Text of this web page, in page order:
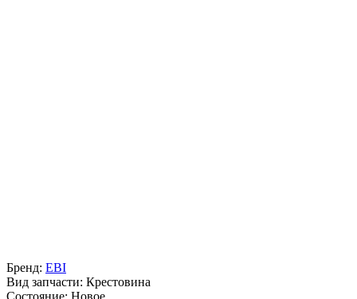
Бренд: EBI
Вид запчасти: Крестовина
Состояние: Новое